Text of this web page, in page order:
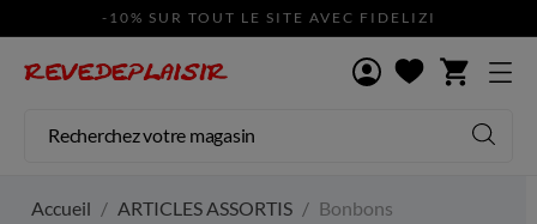
-10% SUR TOUT LE SITE AVEC FIDELIZI
shopping_cart
Accueil ARTICLES ASSORTIS Bonbons